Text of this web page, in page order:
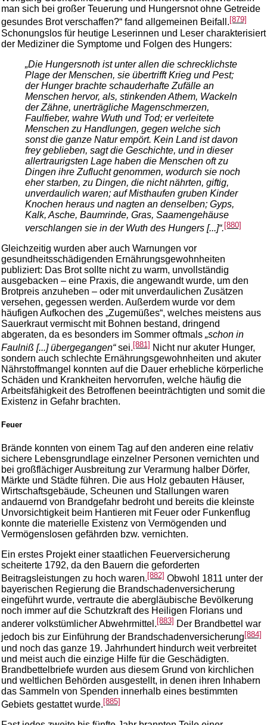
man sich bei großer Teuerung und Hungersnot ohne Getreide
gesundes Brot verschaffen?“ fand allgemeinen Beifall.[879]
Schonungslos für heutige Leserinnen und Leser charakterisiert
der Mediziner die Symptome und Folgen des Hungers:
„Die Hungersnoth ist unter allen die schrecklichste
Plage der Menschen, sie übertrifft Krieg und Pest;
der Hunger brachte schauderhafte Zufälle an
Menschen hervor, als, stinkenden Athem, Wackeln
der Zähne, unerträgliche Magenschmerzen,
Faulfieber, wahre Wuth und Tod; er verleitete
Menschen zu Handlungen, gegen welche sich
sonst die ganze Natur empört. Kein Land ist davon
frey geblieben, sagt die Geschichte, und in dieser
allertraurigsten Lage haben die Menschen oft zu
Dingen ihre Zuflucht genommen, wodurch sie noch
eher starben, zu Dingen, die nicht nährten, giftig,
unverdaulich waren; auf Misthaufen gruben Kinder
Knochen heraus und nagten an denselben; Gyps,
Kalk, Asche, Baumrinde, Gras, Saamengehäuse
verschlangen sie in der Wuth des Hungers [...]“.[880]
Gleichzeitig wurden aber auch Warnungen vor
gesundheitsschädigenden Ernährungsgewohnheiten
publiziert: Das Brot sollte nicht zu warm, unvollständig
ausgebacken – eine Praxis, die angewandt wurde, um den
Brotpreis anzuheben – oder mit unverdaulichen Zusätzen
versehen, gegessen werden. Außerdem wurde vor dem
häufigen Aufkochen des „Zugemüßes“, welches meistens aus
Sauerkraut vermischt mit Bohnen bestand, dringend
abgeraten, da es besonders im Sommer oftmals „schon in
Faulniß [...] übergegangen“sei. [881] Nicht nur akuter Hunger,
sondern auch schlechte Ernährungsgewohnheiten und akuter
Nährstoffmangel konnten auf die Dauer erhebliche körperliche
Schäden und Krankheiten hervorrufen, welche häufig die
Arbeitsfähigkeit des Betroffenen beeinträchtigten und somit die
Existenz in Gefahr brachten.
Feuer
Brände konnten von einem Tag auf den anderen eine relativ
sichere Lebensgrundlage einzelner Personen vernichten und
bei großflächiger Ausbreitung zur Verarmung halber Dörfer,
Märkte und Städte führen. Die aus Holz gebauten Häuser,
Wirtschaftsgebäude, Scheunen und Stallungen waren
andauernd von Brandgefahr bedroht und bereits die kleinste
Unvorsichtigkeit beim Hantieren mit Feuer oder Funkenflug
konnte die materielle Existenz von Vermögenden und
Vermögenslosen gefährden bzw. vernichten.
Ein erstes Projekt einer staatlichen Feuerversicherung
scheiterte 1792, da den Bauern die geforderten
Beitragsleistungen zu hoch waren.[882] Obwohl 1811 unter der
bayerischen Regierung die Brandschadenversicherung
eingeführt wurde, vertraute die abergläubische Bevölkerung
noch immer auf die Schutzkraft des Heiligen Florians und
anderer volkstümlicher Abwehrmittel. [883] Der Brandbettel war
jedoch bis zur Einführung der Brandschadenversicherung[884]
und noch das ganze 19. Jahrhundert hindurch weit verbreitet
und meist auch die einzige Hilfe für die Geschädigten.
Brandbettelbriefe wurden aus diesem Grund von kirchlichen
und weltlichen Behörden ausgestellt, in denen ihren Inhabern
das Sammeln von Spenden innerhalb eines bestimmten
Gebiets gestattet wurde.[885]